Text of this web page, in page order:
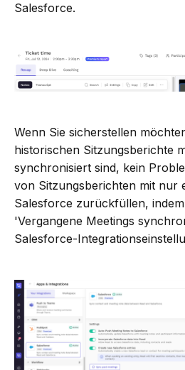
Salesforce.
Wenn Sie sicherstellen
historischen Sitzungsberichte
synchronisiert sind, kein
von Sitzungsberichten mit nur
Salesforce zurückfüllen,
'Vergangene Meetings
Salesforce-